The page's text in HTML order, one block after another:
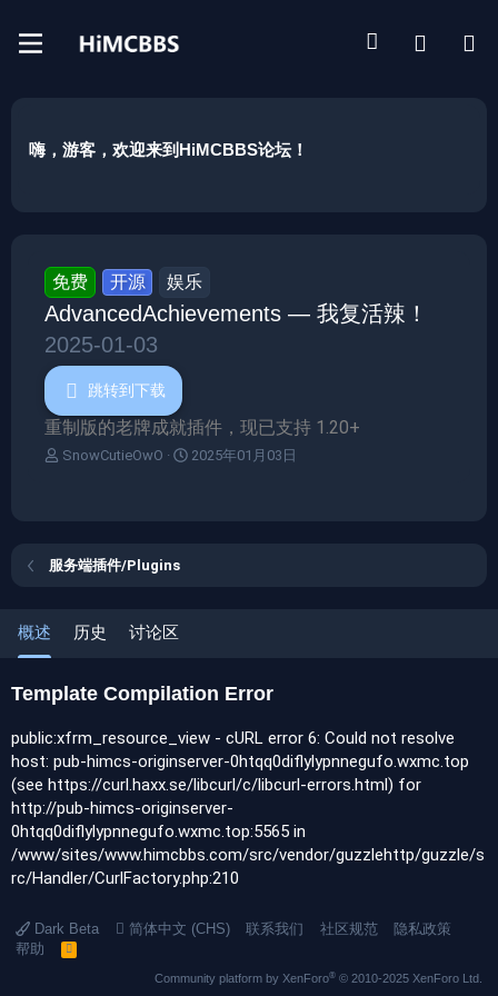
嗨，游客，欢迎来到HiMCBBS论坛！
免费 开源 娱乐
AdvancedAchievements — 我复活辣！
2025-01-03
跳转到下载
重制版的老牌成就插件，现已支持 1.20+
作
SnowCutieOwO
创
2025年01月03日
服务端插件/Plugins
概述 历史 讨论区
Template Compilation Error
public:xfrm_resource_view - cURL error 6: Could not resolve
host: pub-himcs-originserver-0htqq0diflylypnnegufo.wxmc.top
(see https://curl.haxx.se/libcurl/c/libcurl-errors.html) for
http://pub-himcs-originserver-
0htqq0diflylypnnegufo.wxmc.top:5565 in
/www/sites/www.himcbbs.com/src/vendor/guzzlehttp/guzzle/s
rc/Handler/CurlFactory.php:210
Dark Beta 简体中文 (CHS) 联系我们 社区规范
隐私政策
帮助
R
Community platform by XenForo® © 2010-2025 XenForo Ltd.